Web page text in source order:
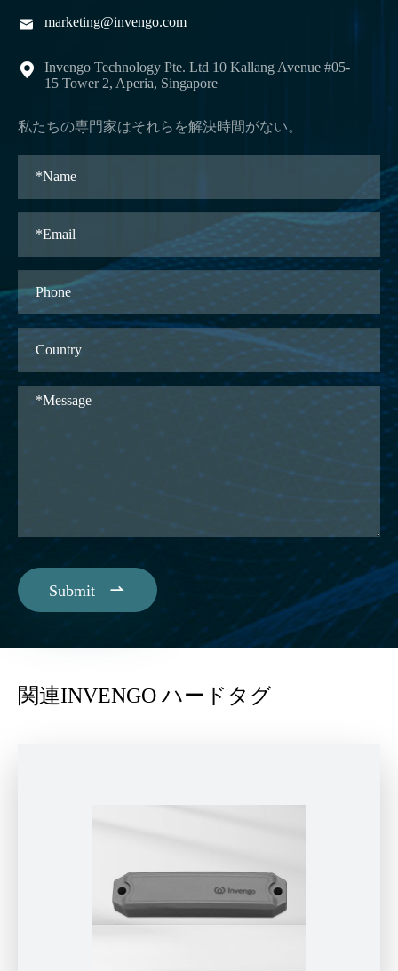
 marketing@invengo.com

Invengo Technology Pte. Ltd 10 Kallang Avenue #05-
15 Tower 2, Aperia, Singapore
私たちの専門家はそれらを解決時間がない。
Submit 
関連INVENGO ハードタグ